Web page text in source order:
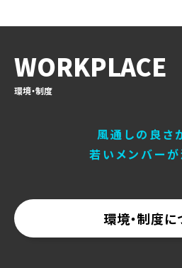
WORKPLACE
環境・制度
風通しの良さ
若いメンバーが
環境・制度に